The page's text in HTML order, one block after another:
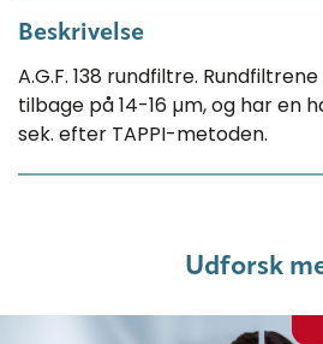
Beskrivelse
A.G.F. 138 rundfiltre.
tilbage på 14-16 µm, og har en
sek. efter TAPPI-metoden.
Udforsk